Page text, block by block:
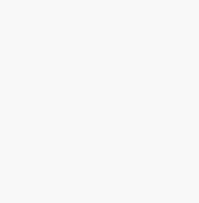
nhưng gặp Sao
việc chính